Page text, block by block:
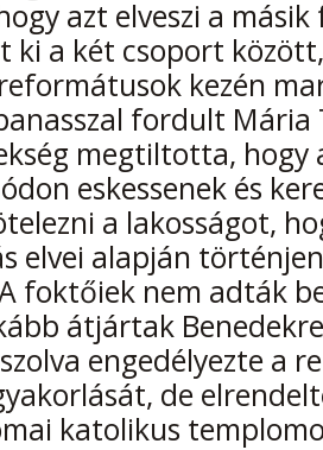
azt elveszi a
ki a két csoport
kezén
fordult Mária
megtiltotta, hogy
eskessenek és
a lakosságot,
elvei alapján
foktőiek nem adták
átjártak
engedélyezte a
de
katolikus